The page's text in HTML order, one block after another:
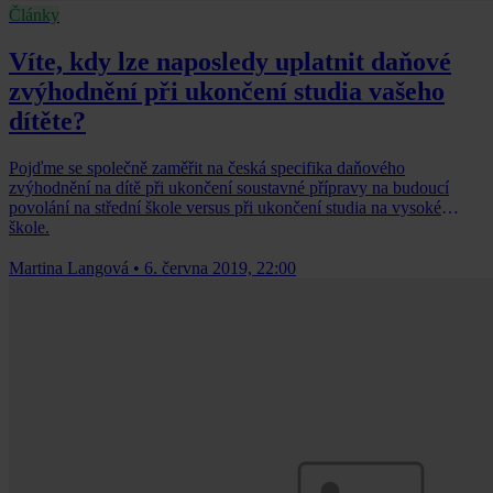
Články
Víte, kdy lze naposledy uplatnit daňové
zvýhodnění při ukončení studia vašeho
dítěte?
Pojďme se společně zaměřit na česká specifika daňového
zvýhodnění na dítě při ukončení soustavné přípravy na budoucí
povolání na střední škole versus při ukončení studia na vysoké
škole.
Martina Langová • 6. června 2019, 22:00